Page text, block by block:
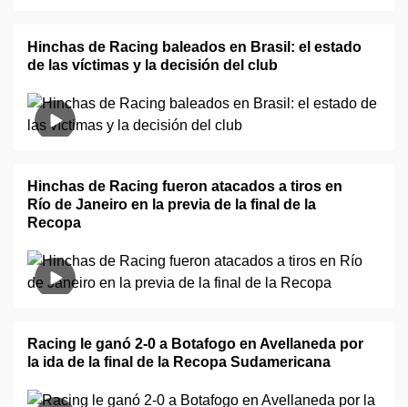
Hinchas de Racing baleados en Brasil: el estado
de las víctimas y la decisión del club
Hinchas de Racing fueron atacados a tiros en
Río de Janeiro en la previa de la final de la
Recopa
Racing le ganó 2-0 a Botafogo en Avellaneda por
la ida de la final de la Recopa Sudamericana